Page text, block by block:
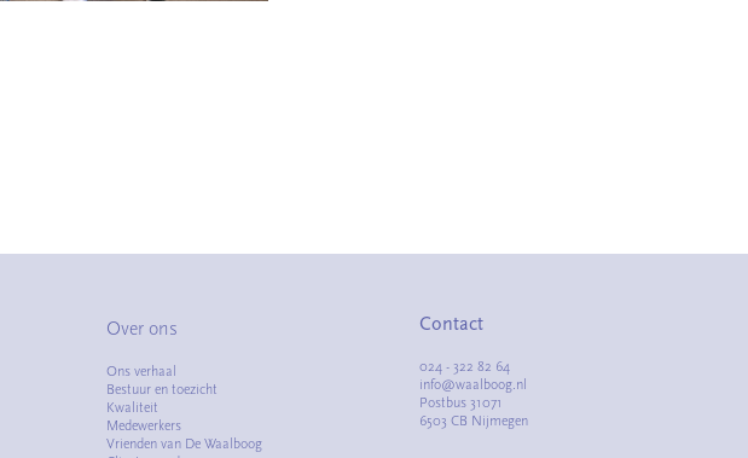
Over ons
Ons verhaal
Bestuur en toezicht
Kwaliteit
Medewerkers
Vrienden van De Waalboog
Contact
024 - 322 82 64
info@waalboog.nl
Postbus 31071
6503 CB Nijmegen